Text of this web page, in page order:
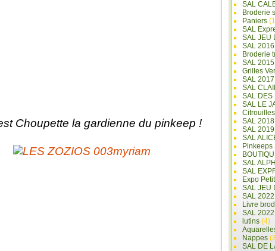
Choupette la gardienne du pinkeep !
SAL
Broderie
Paniers
SAL
SAL JEU
SAL
Broderie
SAL
Grilles
SAL 2017
SAL
SAL DES
SAL LE
Citrouilles
SAL
SAL
SAL
Pinkeeps
SAL
SAL
Expo
SAL JEU
SAL
Livre
SAL
lutins (4)
Nappes
SAL DE